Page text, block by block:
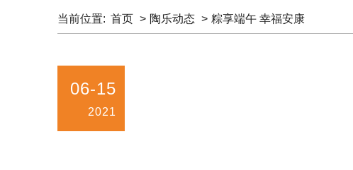
当前位置: 首页 陶乐动态 粽享端午 幸福安康
2021
06-15